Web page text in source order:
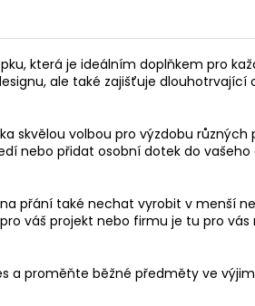
která je ideálním doplňkem pro
ale také zajišťuje dlouhotrvající
skvělou volbou pro výzdobu
nebo přidat osobní dotek do
přání také nechat vyrobit v menší
váš projekt nebo firmu je tu pro vás
a proměňte běžné předměty ve